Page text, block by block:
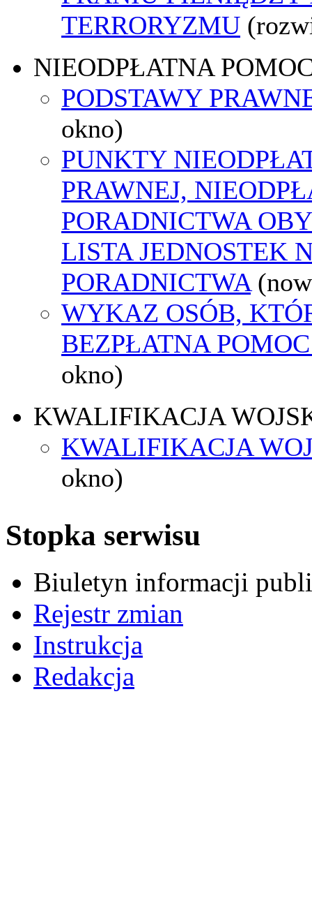
TERRORYZMU
NIEODPŁATNA
PODSTAWY
okno)
PUNKTY
PRAWNEJ,
PORADNICTWA
LISTA JEDNOSTEK
PORADNICTWA
WYKAZ OSÓB,
BEZPŁATNA
okno)
KWALIFIKACJA
KWALIFIKACJA
okno)
Stopka serwisu
Biuletyn informacji
Rejestr zmian
Instrukcja
Redakcja